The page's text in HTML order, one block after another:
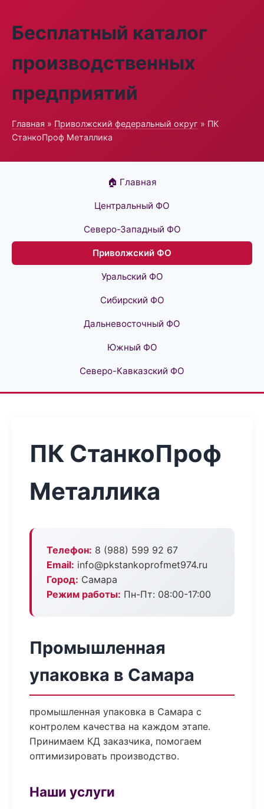
Бесплатный каталог
производственных
предприятий
Главная » Приволжский федеральный округ » ПК
СтанкоПроф Металлика
🏠 Главная
Центральный ФО
Северо-Западный ФО
Приволжский ФО
Уральский ФО
Сибирский ФО
Дальневосточный ФО
Южный ФО
Северо-Кавказский ФО
ПК СтанкоПроф
Металлика
Телефон: 8 (988) 599 92 67
Email: info@pkstankoprofmet974.ru
Город: Самара
Режим работы: Пн-Пт: 08:00-17:00
Промышленная
упаковка в Самара
промышленная упаковка в Самара с
контролем качества на каждом этапе.
Принимаем КД заказчика, помогаем
оптимизировать производство.
Наши услуги